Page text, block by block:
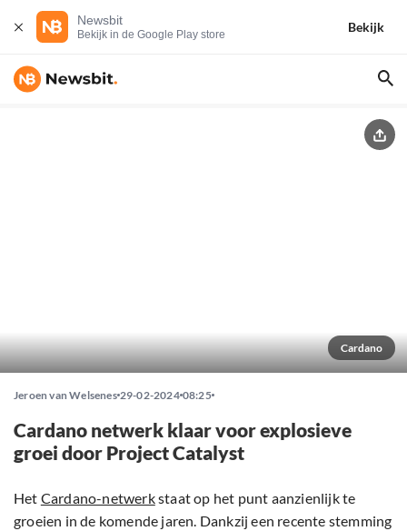
Newsbit
Bekijk in de Google Play store
Bekijk
Cardano
Jeroen van Welsenes 29-02-2024 08:25
Cardano netwerk klaar voor explosieve
groei door Project Catalyst
Het Cardano-netwerkstaat op het punt aanzienlijk te
groeien in de komende jaren. Dankzij een recente stemming